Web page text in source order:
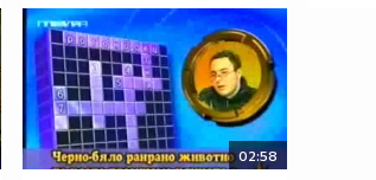
02:58